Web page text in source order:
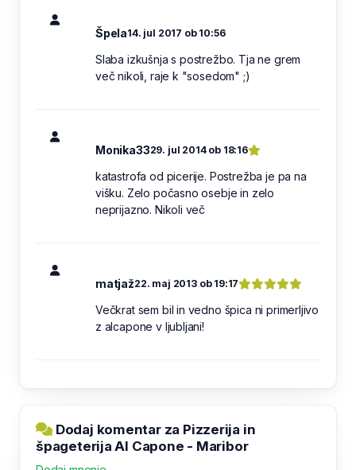
Špela14. jul 2017 ob 10:56
Slaba izkušnja s postrežbo. Tja ne grem
več nikoli, raje k "sosedom" ;)
Monika3329. jul 2014 ob 18:16
katastrofa od picerije. Postrežba je pa na
višku. Zelo počasno osebje in zelo
neprijazno. Nikoli več
matjaž22. maj 2013 ob 19:17
Večkrat sem bil in vedno špica ni primerljivo
z alcapone v ljubljani!
Dodaj komentar za Pizzerija in
špageterija Al Capone - Maribor